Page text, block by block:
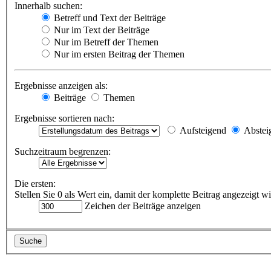
Innerhalb suchen:
Betreff und Text der Beiträge
Nur im Text der Beiträge
Nur im Betreff der Themen
Nur im ersten Beitrag der Themen
Ergebnisse anzeigen als:
Beiträge
Themen
Ergebnisse sortieren nach:
Aufsteigend
Suchzeitraum begrenzen:
Die ersten:
Stellen Sie 0 als Wert ein, damit der komplette Beitrag angezeigt
Zeichen der Beiträge anzeigen